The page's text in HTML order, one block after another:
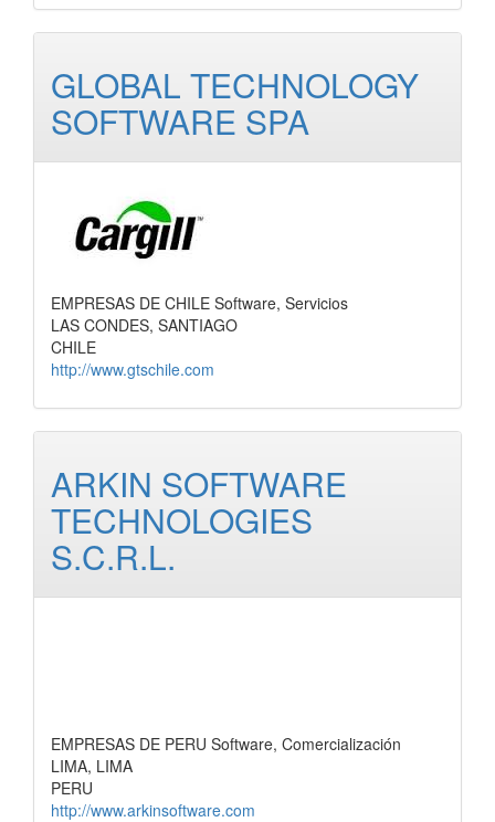
GLOBAL TECHNOLOGY
SOFTWARE SPA
EMPRESAS DE CHILE Software, Servicios
LAS CONDES, SANTIAGO
CHILE
http://www.gtschile.com
ARKIN SOFTWARE
TECHNOLOGIES
S.C.R.L.
EMPRESAS DE PERU Software, Comercialización
LIMA, LIMA
PERU
http://www.arkinsoftware.com